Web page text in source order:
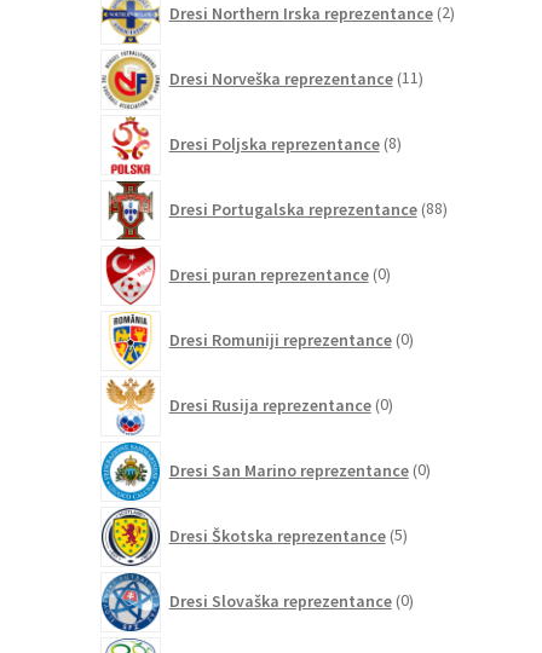
Dresi Northern Irska reprezentance 2izdelka
Dresi Norveška reprezentance 11izdelkov
Dresi Poljska reprezentance 8izdelkov
Dresi Portugalska reprezentance 88izdelkov
Dresi puran reprezentance 0izdelkov
Dresi Romuniji reprezentance 0izdelkov
Dresi Rusija reprezentance 0izdelkov
Dresi San Marino reprezentance 0izdelkov
Dresi Škotska reprezentance 5izdelkov
Dresi Slovaška reprezentance 0izdelkov